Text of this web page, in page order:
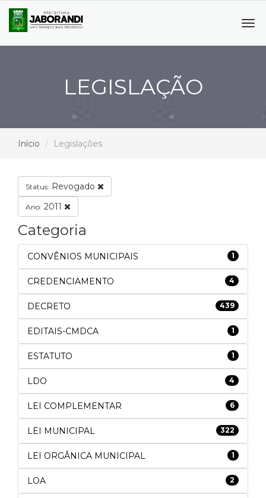
LEGISLAÇÃO
Início Legislações
Status: Revogado
Ano: 2011
Categoria
CONVÊNIOS MUNICIPAIS 1
CREDENCIAMENTO 4
DECRETO 439
EDITAIS-CMDCA 1
ESTATUTO 1
LDO 4
LEI COMPLEMENTAR 6
LEI MUNICIPAL 322
LEI ORGÂNICA MUNICIPAL 1
LOA 2